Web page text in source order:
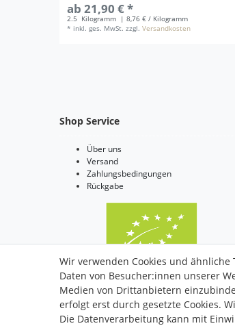
ab 21,90 € *
2.5 Kilogramm
| 8,76 € / Kilogramm
* inkl. ges. MwSt. zzgl.Versandkosten
Shop Service
Über uns
Versand
Zahlungsbedingungen
Rückgabe
Bio Zertifiziert: DE-ÖKO-006
Wir verwenden Cookies und
Daten von Besucher:innen unserer
Medien von Drittanbietern
erfolgt erst durch gesetzte Cookies.
Die Datenverarbeitung kann mit